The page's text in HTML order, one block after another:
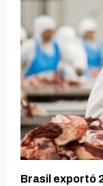
Brasil exportó